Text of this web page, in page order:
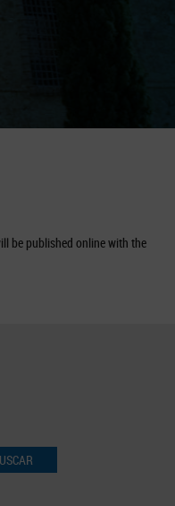
be published online with the